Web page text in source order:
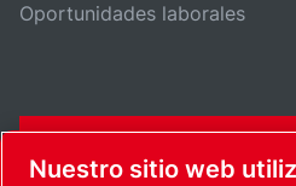
Oportunidades laborales
Nuestro sitio web